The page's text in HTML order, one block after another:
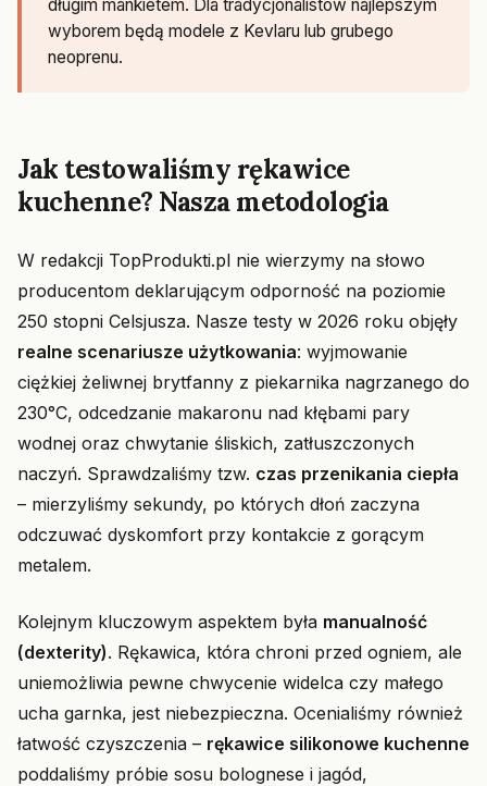
długim mankietem. Dla tradycjonalistów najlepszym
wyborem będą modele z Kevlaru lub grubego
neoprenu.
Jak testowaliśmy rękawice
kuchenne? Nasza metodologia
W redakcji TopProdukti.pl nie wierzymy na słowo
producentom deklarującym odporność na poziomie
250 stopni Celsjusza. Nasze testy w 2026 roku objęły
realne scenariusze użytkowania: wyjmowanie
ciężkiej żeliwnej brytfanny z piekarnika nagrzanego do
230°C, odcedzanie makaronu nad kłębami pary
wodnej oraz chwytanie śliskich, zatłuszczonych
naczyń. Sprawdzaliśmy tzw. czas przenikania ciepła
– mierzyliśmy sekundy, po których dłoń zaczyna
odczuwać dyskomfort przy kontakcie z gorącym
metalem.
Kolejnym kluczowym aspektem była manualność
(dexterity). Rękawica, która chroni przed ogniem, ale
uniemożliwia pewne chwycenie widelca czy małego
ucha garnka, jest niebezpieczna. Ocenialiśmy również
łatwość czyszczenia – rękawice silikonowe kuchenne
poddaliśmy próbie sosu bolognese i jagód,